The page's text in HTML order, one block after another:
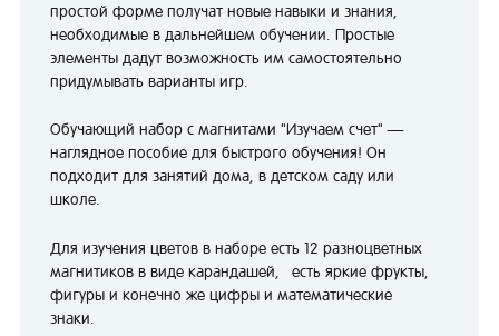
простой форме получат новые навыки и знания,
необходимые в дальнейшем обучении. Простые
элементы дадут возможность им самостоятельно
придумывать варианты игр.
Обучающий набор с магнитами "Изучаем счет" —
наглядное пособие для быстрого обучения! Он
подходит для занятий дома, в детском саду или
школе.
Для изучения цветов в наборе есть 12 разноцветных
магнитиков в виде карандашей, есть яркие фрукты,
фигуры и конечно же цифры и математические
знаки.